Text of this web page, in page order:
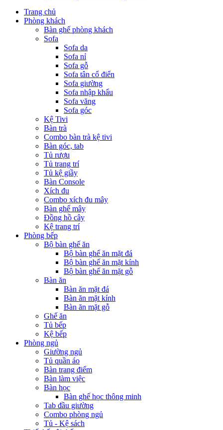
Trang chủ
Phòng khách
Bàn ghế phòng khách
Sofa
Sofa da
Sofa nỉ
Sofa gỗ
Sofa tân cổ điển
Sofa giường
Sofa nhập khẩu
Sofa văng
Sofa góc
Kệ Tivi
Bàn trà
Combo bàn trà kệ tivi
Bàn góc, tab
Tủ rượu
Tủ trang trí
Tủ kệ giầy
Bàn Console
Xích đu
Combo xích đu mây
Bàn ghế mây
Đồng hồ cây
Kệ trang trí
Phòng bếp
Bộ bàn ghế ăn
Bộ bàn ghế ăn mặt đá
Bộ bàn ghế ăn mặt kính
Bộ bàn ghế ăn mặt gỗ
Bàn ăn
Bàn ăn mặt đá
Bàn ăn mặt kính
Bàn ăn mặt gỗ
Ghế ăn
Tủ bếp
Kệ bếp
Phòng ngủ
Giường ngủ
Tủ quần áo
Bàn trang điểm
Bàn làm việc
Bàn học
Bàn ghế học thông minh
Tab đầu giường
Combo phòng ngủ
Tủ - Kệ sách